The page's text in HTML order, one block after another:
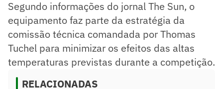
Segundo informações do jornal The Sun, o
equipamento faz parte da estratégia da
comissão técnica comandada por Thomas
Tuchel para minimizar os efeitos das altas
temperaturas previstas durante a competição.
RELACIONADAS